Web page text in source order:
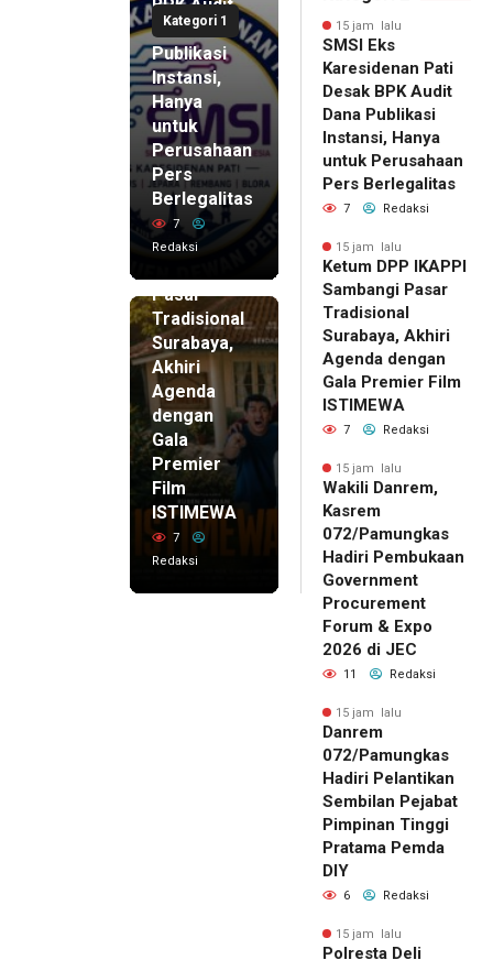
Kategori 1
BPK Audit
Dana
Publikasi
Instansi,
Hanya
untuk
Perusahaan
Pers
Berlegalitas
7
Redaksi
15 jam lalu
Ketum
DPP
IKAPPI
Pasar
Tradisional
Surabaya,
Akhiri
Agenda
dengan
Gala
Premier
Film
ISTIMEWA
7
Redaksi
15 jam lalu
SMSI Eks
Karesidenan Pati
Desak BPK Audit
Dana Publikasi
Instansi, Hanya
untuk Perusahaan
Pers Berlegalitas
7 Redaksi
15 jam lalu
Ketum DPP IKAPPI
Sambangi Pasar
Tradisional
Surabaya, Akhiri
Agenda dengan
Gala Premier Film
ISTIMEWA
7 Redaksi
15 jam lalu
Wakili Danrem,
Kasrem
072/Pamungkas
Hadiri Pembukaan
Government
Procurement
Forum & Expo
2026 di JEC
11 Redaksi
15 jam lalu
Danrem
072/Pamungkas
Hadiri Pelantikan
Sembilan Pejabat
Pimpinan Tinggi
Pratama Pemda
DIY
6 Redaksi
15 jam lalu
Polresta Deli